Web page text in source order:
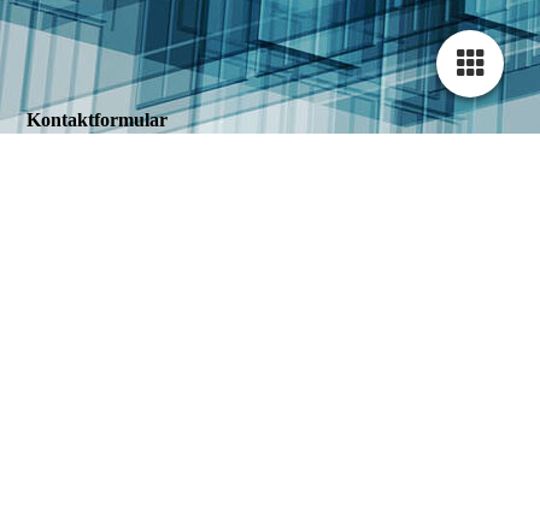
Kontaktformular